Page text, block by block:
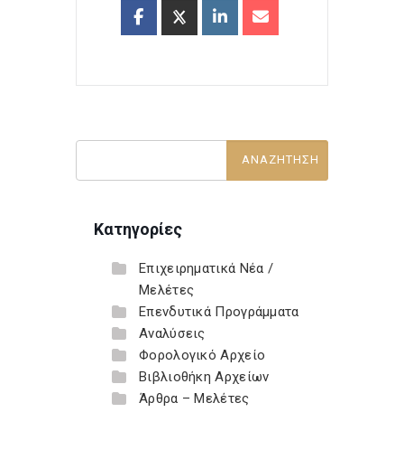
Κατηγορίες
Επιχειρηματικά Νέα /
Μελέτες
Επενδυτικά Προγράμματα
Αναλύσεις
Φορολογικό Αρχείο
Βιβλιοθήκη Αρχείων
Άρθρα – Μελέτες